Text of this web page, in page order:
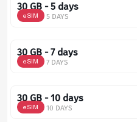
30 GB - 5 days
eSIM 5 DAYS
30 GB - 7 days
eSIM 7 DAYS
30 GB - 10 days
eSIM 10 DAYS